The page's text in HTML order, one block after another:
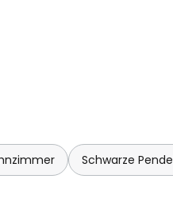
Schwarze